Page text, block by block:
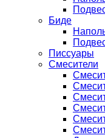
Биде
Писсуары
Смесители